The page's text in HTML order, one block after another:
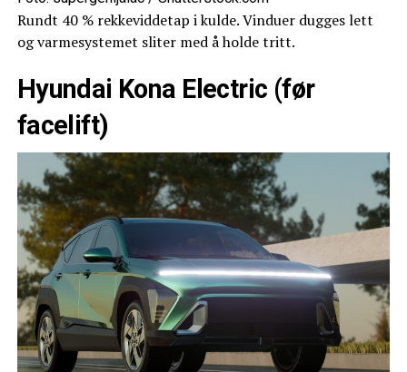
Rundt 40 % rekkeviddetap i kulde. Vinduer dugges lett
og varmesystemet sliter med å holde tritt.
Hyundai Kona Electric (før
facelift)